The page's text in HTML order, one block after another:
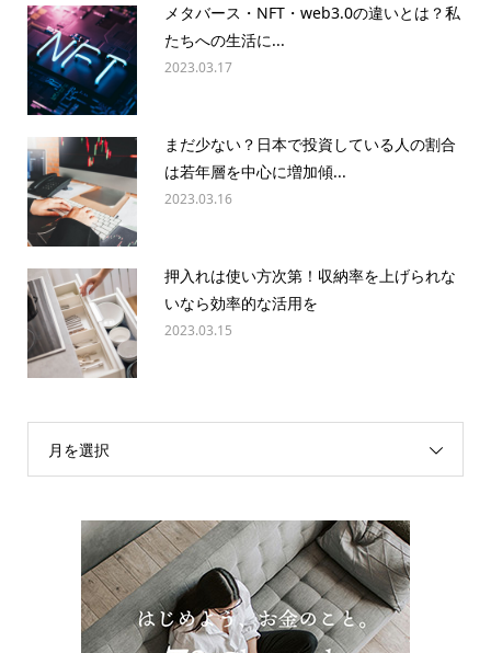
メタバース・NFT・web3.0の違いとは？私
たちへの生活に...
2023.03.17
まだ少ない？日本で投資している人の割合
は若年層を中心に増加傾...
2023.03.16
押入れは使い方次第！収納率を上げられな
いなら効率的な活用を
2023.03.15
月を選択